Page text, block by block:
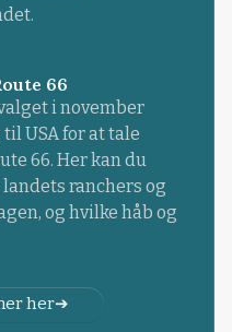
66
i november
USA for at tale
66. Her kan du
ranchers og
og hvilke håb og
her